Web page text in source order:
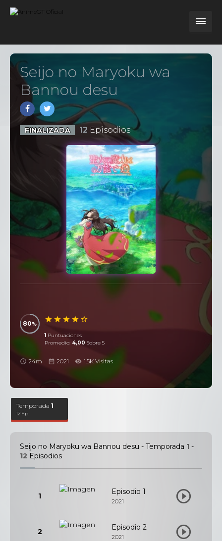
Seijo no Maryoku wa
Bannou desu
FINALIZADA 12 Episodios
80
1 Puntuaciones
Promedio: 4,00 Sobre 5
24m 2021 1.5K Visitas
Temporada1
12 Ep.
Seijo no Maryoku wa Bannou desu - Temporada 1 -
12 Episodios
1 Episodio 1
2021
2 Episodio 2
2021